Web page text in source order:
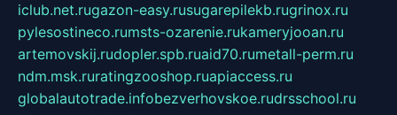
iclub.net.rugazon-easy.rusugarepilekb.rugrinox.ru
pylesostineco.rumsts-ozarenie.rukameryjooan.ru
artemovskij.rudopler.spb.ruaid70.rumetall-perm.ru
ndm.msk.ruratingzooshop.ruapiaccess.ru
globalautotrade.infobezverhovskoe.rudrsschool.ru